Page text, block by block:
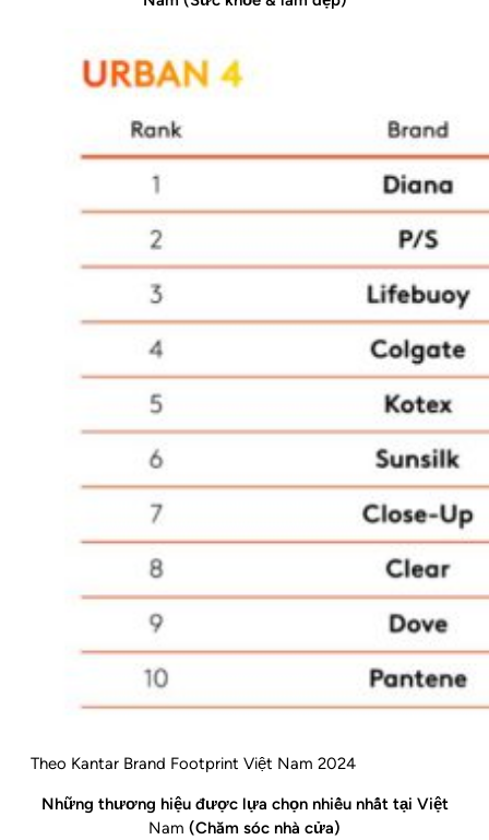
Theo Kantar Brand Footprint Việt Nam 2024
Những thương hiệu được lựa chọn nhiều nhất tại Việt
Nam (Chăm sóc nhà cửa)